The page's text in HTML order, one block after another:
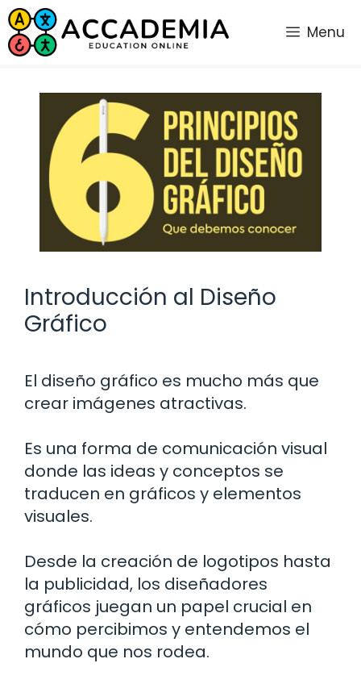
Saltar
al
contenido
Menu
Introducción al Diseño
Gráfico
El diseño gráfico es mucho más que
crear imágenes atractivas.
Es una forma de comunicación visual
donde las ideas y conceptos se
traducen en gráficos y elementos
visuales.
Desde la creación de logotipos hasta
la publicidad, los diseñadores
gráficos juegan un papel crucial en
cómo percibimos y entendemos el
mundo que nos rodea.